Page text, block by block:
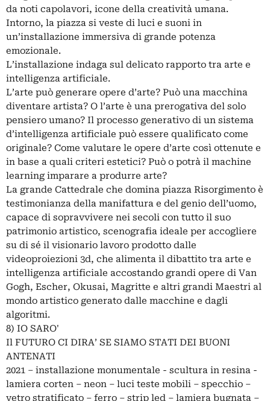
da noti capolavori, icone della creatività umana.
Intorno, la piazza si veste di luci e suoni in
un’installazione immersiva di grande potenza
emozionale.
L’installazione indaga sul delicato rapporto tra arte e
intelligenza artificiale.
L’arte può generare opere d’arte? Può una macchina
diventare artista? O l’arte è una prerogativa del solo
pensiero umano? Il processo generativo di un sistema
d’intelligenza artificiale può essere qualificato come
originale? Come valutare le opere d’arte così ottenute e
in base a quali criteri estetici? Può o potrà il machine
learning imparare a produrre arte?
La grande Cattedrale che domina piazza Risorgimento è
testimonianza della manifattura e del genio dell’uomo,
capace di sopravvivere nei secoli con tutto il suo
patrimonio artistico, scenografia ideale per accogliere
su di sé il visionario lavoro prodotto dalle
videoproiezioni 3d, che alimenta il dibattito tra arte e
intelligenza artificiale accostando grandi opere di Van
Gogh, Escher, Okusai, Magritte e altri grandi Maestri al
mondo artistico generato dalle macchine e dagli
algoritmi.
8) IO SARO'
Il FUTURO CI DIRA’ SE SIAMO STATI DEI BUONI
ANTENATI
2021 – installazione monumentale - scultura in resina -
lamiera corten – neon – luci teste mobili – specchio –
vetro stratificato – ferro – strip led – lamiera bugnata –